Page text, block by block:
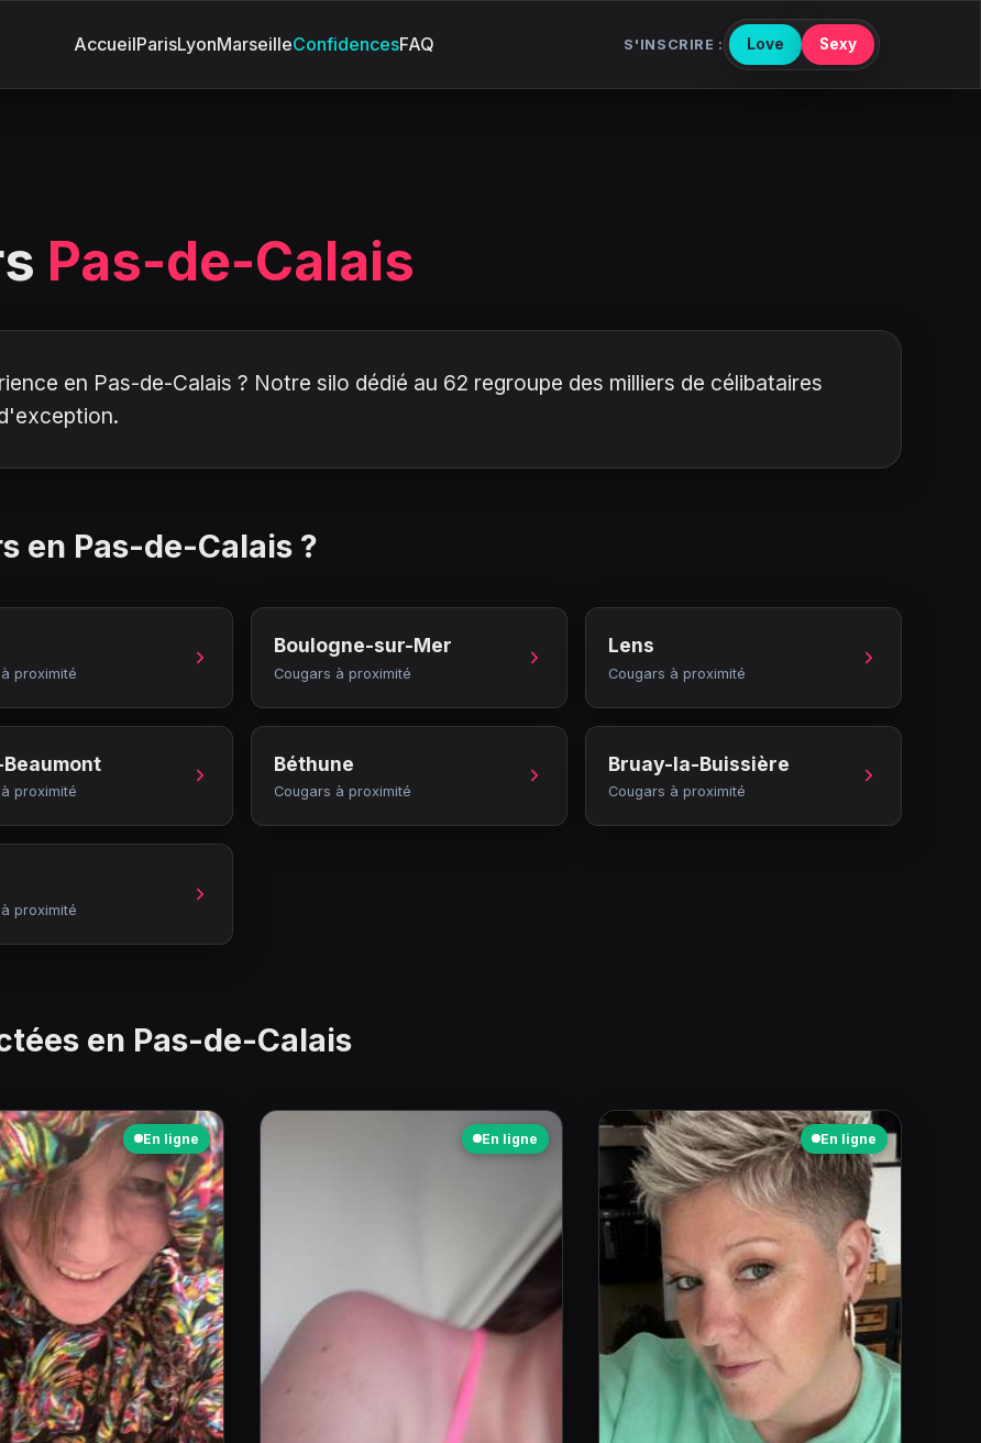
AccueilParisLyonMarseilleConfidencesFAQ S'INSCRIRE : Love Sexy
Pas-de-Calais
en Pas-de-Calais ? Notre silo dédié au 62 regroupe des milliers de célibataires
en Pas-de-Calais ?
proximité
Boulogne-sur-Mer
Cougars à proximité
Lens
Cougars à proximité
proximité
Béthune
Cougars à proximité
Bruay-la-Buissière
Cougars à proximité
proximité
en Pas-de-Calais
En ligne En ligne En ligne